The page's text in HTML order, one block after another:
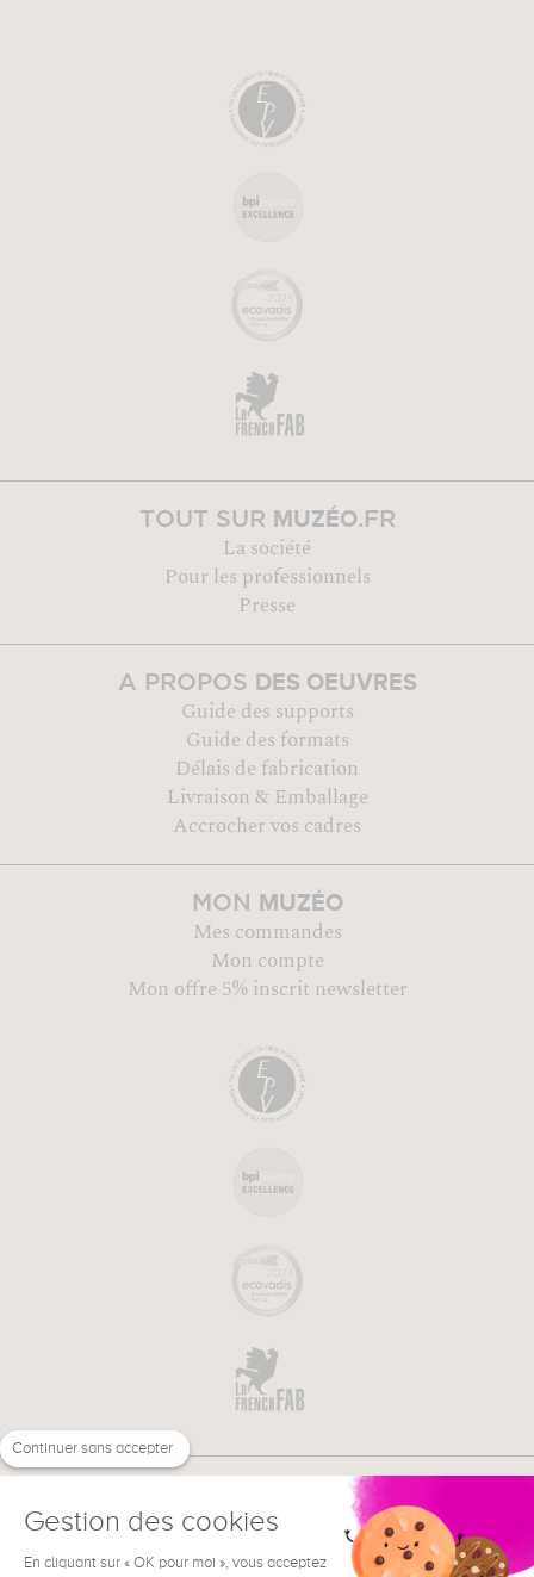
TOUT SUR MUZÉO.FR
La société
Pour les professionnels
Presse
A PROPOS DES OEUVRES
Guide des supports
Guide des formats
Délais de fabrication
Livraison & Emballage
Accrocher vos cadres
MON MUZÉO
Mes commandes
Mon compte
Mon offre 5% inscrit newsletter
Continuer sans accepter
Gestion des cookies
En cliquant sur « OK pour moi », vous acceptez